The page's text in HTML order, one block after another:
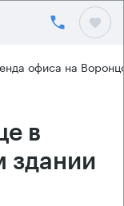
офиса на
в
здании